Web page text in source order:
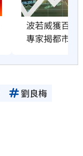
波若威獲百
專家揭都市傳
劉良梅